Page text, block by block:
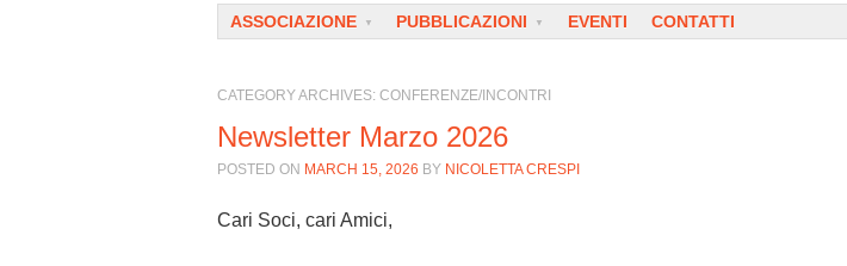
Menu
SKIP TO CONTENT
ASSOCIAZIONE PUBBLICAZIONI EVENTI CONTATTI
CATEGORY ARCHIVES: CONFERENZE/INCONTRI
Newsletter Marzo 2026
POSTED ON MARCH 15, 2026 BY NICOLETTA CRESPI
Cari Soci, cari Amici,